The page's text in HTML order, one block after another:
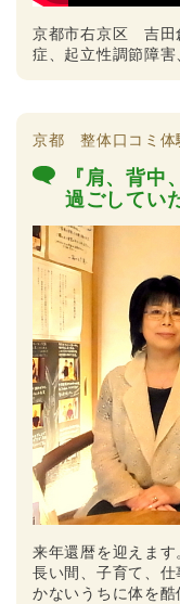
京都市右京区 吉田
症、起立性調節障害
京都 整体口コミ体
『肩、背
過ごしてい
来年還暦を迎えます
長い間、子育て、
かないうちに体を酷